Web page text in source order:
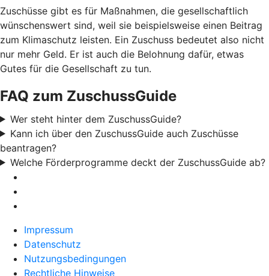
Zuschüsse gibt es für Maßnahmen, die gesellschaftlich
wünschenswert sind, weil sie beispielsweise einen Beitrag
zum Klimaschutz leisten. Ein Zuschuss bedeutet also nicht
nur mehr Geld. Er ist auch die Belohnung dafür, etwas
Gutes für die Gesellschaft zu tun.
FAQ zum ZuschussGuide
Wer steht hinter dem ZuschussGuide?
Kann ich über den ZuschussGuide auch Zuschüsse
beantragen?
Welche Förderprogramme deckt der ZuschussGuide ab?
Impressum
Datenschutz
Nutzungsbedingungen
Rechtliche Hinweise